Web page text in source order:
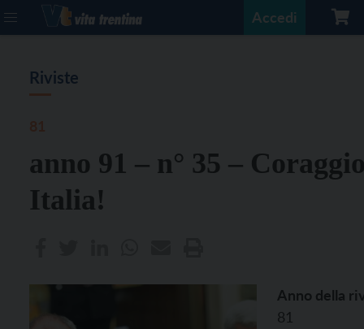
Accedi
Riviste
anno 91 – n° 35 –
Italia!
Anno della
81